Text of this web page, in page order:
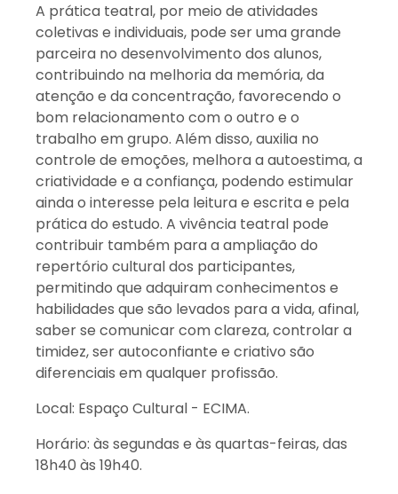
A prática teatral, por meio de atividades
coletivas e individuais, pode ser uma grande
parceira no desenvolvimento dos alunos,
contribuindo na melhoria da memória, da
atenção e da concentração, favorecendo o
bom relacionamento com o outro e o
trabalho em grupo. Além disso, auxilia no
controle de emoções, melhora a autoestima, a
criatividade e a confiança, podendo estimular
ainda o interesse pela leitura e escrita e pela
prática do estudo. A vivência teatral pode
contribuir também para a ampliação do
repertório cultural dos participantes,
permitindo que adquiram conhecimentos e
habilidades que são levados para a vida, afinal,
saber se comunicar com clareza, controlar a
timidez, ser autoconfiante e criativo são
diferenciais em qualquer profissão.
Local: Espaço Cultural - ECIMA.
Horário: às segundas e às quartas-feiras, das
18h40 às 19h40.